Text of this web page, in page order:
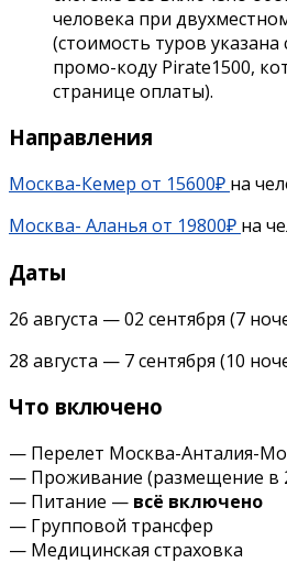
человека при
(cтоимость туров указана
промо-коду Pirate1500,
странице оплаты).
Направления
Москва-Кемер от 15600₽ на
Москва- Аланья от 19800₽ на
Даты
26 августа — 02 сентября (7
28 августа — 7 сентября (10
Что включено
— Перелет Москва-Анталия-
— Проживание (размещение в
— Питание — всё включено
— Групповой трансфер
— Медицинская страховка